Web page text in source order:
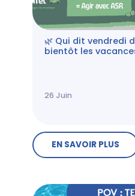
🌿 Qui dit vendredi
bientôt les
26 Juin
EN SAVOIR PLUS